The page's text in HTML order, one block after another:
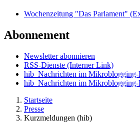
Wochenzeitung "Das Parlament"
Abonnement
Newsletter abonnieren
RSS-Dienste (Interner Link)
hib_Nachrichten im
hib_Nachrichten im Mikroblogging-
Startseite
Presse
Kurzmeldungen (hib)